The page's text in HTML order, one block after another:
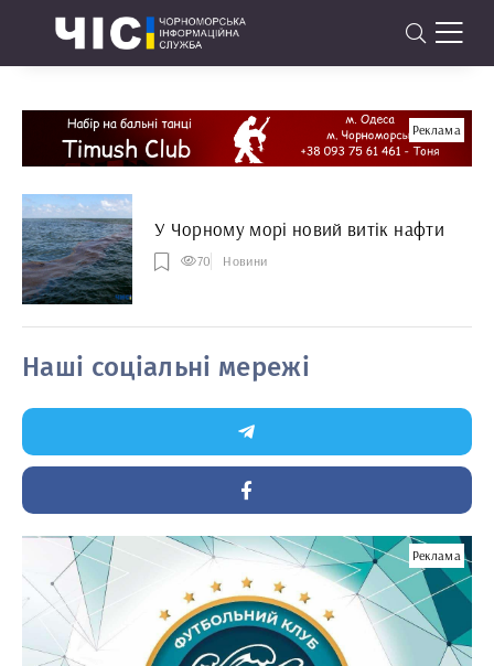
Реклама
У Чорному морі новий витік нафти
70 Новини
Наші соціальні мережі
Реклама